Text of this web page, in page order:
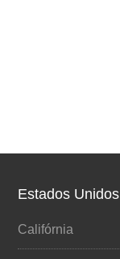
Estados Unidos
Califórnia